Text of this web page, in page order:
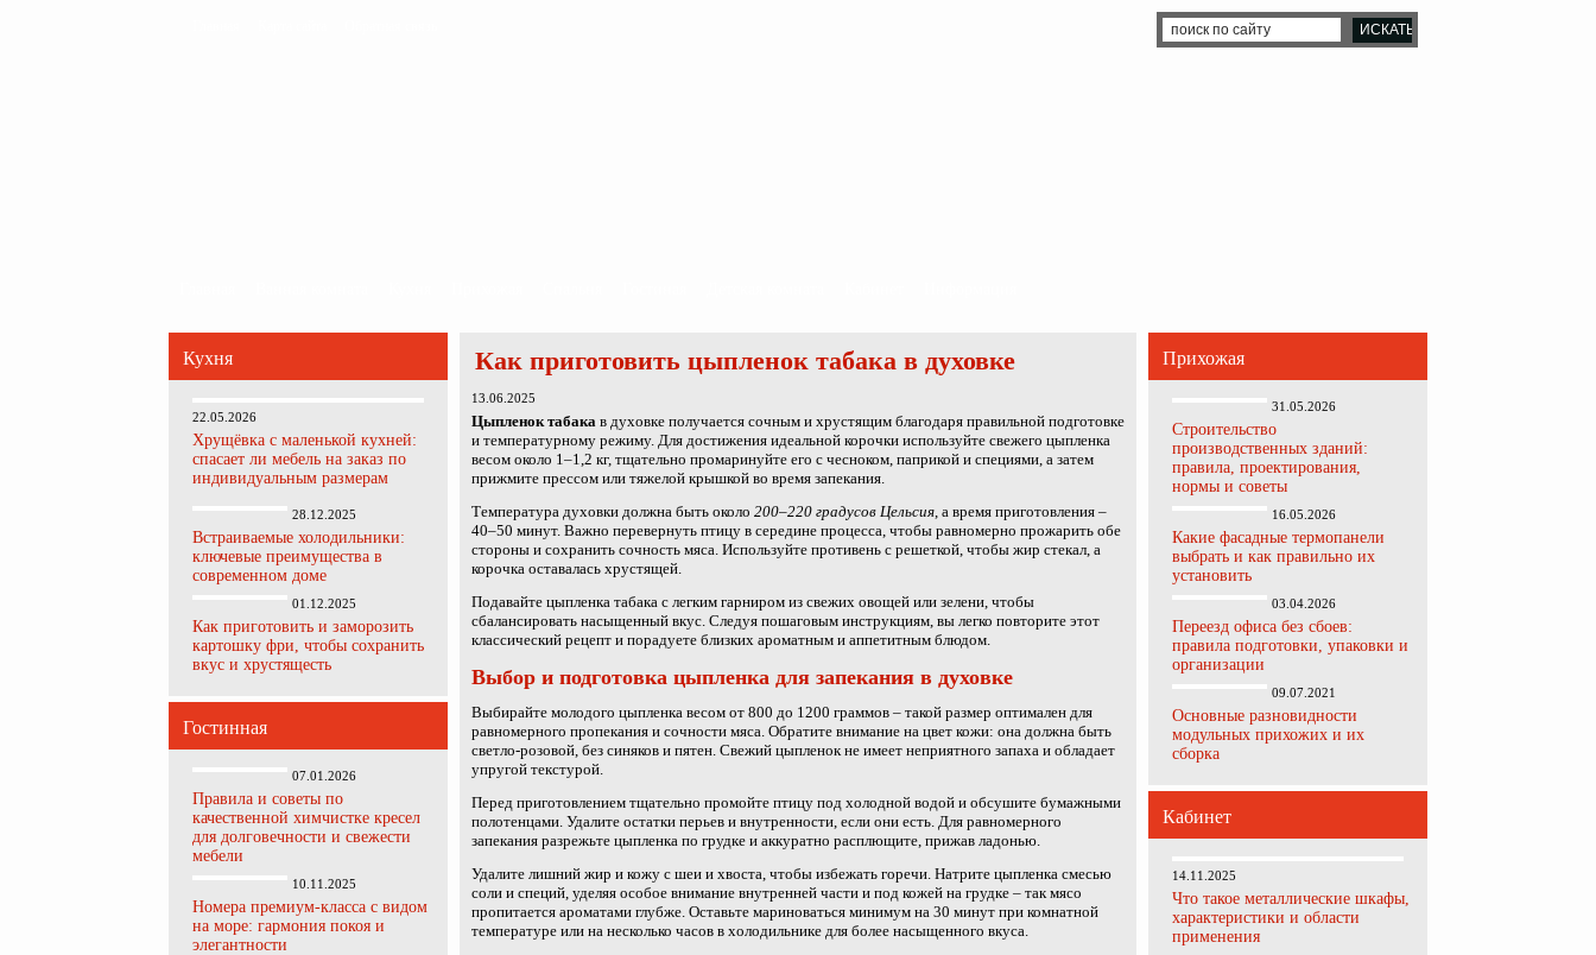
Кухня
22.05.2026
Хрущёвка с маленькой кухней:
спасает ли мебель на заказ по
индивидуальным размерам
28.12.2025
Встраиваемые холодильники:
ключевые преимущества в
современном доме
01.12.2025
Как приготовить и заморозить
картошку фри, чтобы сохранить
вкус и хрустящесть
Гостинная
07.01.2026
Правила и советы по
качественной химчистке кресел
для долговечности и свежести
мебели
10.11.2025
Номера премиум-класса с видом
на море: гармония покоя и
элегантности
Прихожая
31.05.2026
Строительство
производственных зданий:
правила, проектирования,
нормы и советы
16.05.2026
Какие фасадные термопанели
выбрать и как правильно их
установить
03.04.2026
Переезд офиса без сбоев:
правила подготовки, упаковки и
организации
09.07.2021
Основные разновидности
модульных прихожих и их
сборка
Кабинет
14.11.2025
Что такое металлические шкафы,
характеристики и области
применения
Как приготовить цыпленок табака в духовке
13.06.2025
Цыпленок табака в духовке получается сочным и хрустящим благодаря правильной подготовке
и температурному режиму. Для достижения идеальной корочки используйте свежего цыпленка
весом около 1–1,2 кг, тщательно промаринуйте его с чесноком, паприкой и специями, а затем
прижмите прессом или тяжелой крышкой во время запекания.
Температура духовки должна быть около 200–220 градусов Цельсия, а время приготовления –
40–50 минут. Важно перевернуть птицу в середине процесса, чтобы равномерно прожарить обе
стороны и сохранить сочность мяса. Используйте противень с решеткой, чтобы жир стекал, а
корочка оставалась хрустящей.
Подавайте цыпленка табака с легким гарниром из свежих овощей или зелени, чтобы
сбалансировать насыщенный вкус. Следуя пошаговым инструкциям, вы легко повторите этот
классический рецепт и порадуете близких ароматным и аппетитным блюдом.
Выбор и подготовка цыпленка для запекания в духовке
Выбирайте молодого цыпленка весом от 800 до 1200 граммов – такой размер оптимален для
равномерного пропекания и сочности мяса. Обратите внимание на цвет кожи: она должна быть
светло-розовой, без синяков и пятен. Свежий цыпленок не имеет неприятного запаха и обладает
упругой текстурой.
Перед приготовлением тщательно промойте птицу под холодной водой и обсушите бумажными
полотенцами. Удалите остатки перьев и внутренности, если они есть. Для равномерного
запекания разрежьте цыпленка по грудке и аккуратно расплющите, прижав ладонью.
Удалите лишний жир и кожу с шеи и хвоста, чтобы избежать горечи. Натрите цыпленка смесью
соли и специй, уделяя особое внимание внутренней части и под кожей на грудке – так мясо
пропитается ароматами глубже. Оставьте мариноваться минимум на 30 минут при комнатной
температуре или на несколько часов в холодильнике для более насыщенного вкуса.